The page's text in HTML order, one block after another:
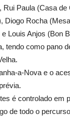
Paula (Casa
Rocha
Louis Anjos (Bon
tendo como pano
a-Nova e o
é controlado em
de todo o